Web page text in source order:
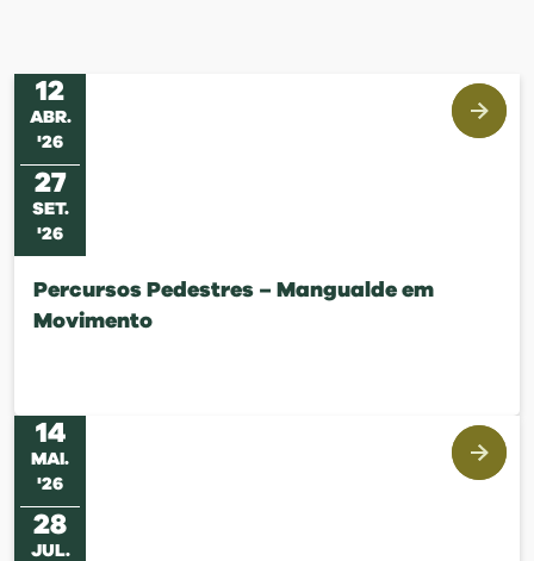
12
ABR.
'26
27
SET.
'26
Percursos Pedestres – Mangualde em
Movimento
14
MAI .
'26
28
JUL.